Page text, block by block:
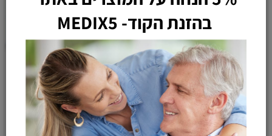
42.075 ש"ח לחב'
בקניית 12 חב'
חיתולים למבוגרים נועם
אקסטרא סטרונג מידה L
₪ 45.90
הוספה לסל
חיתולים למבוגרים נועם אול
נייט מידה L
₪53
הוספה לסל
בהזנת הקוד- MEDIX5